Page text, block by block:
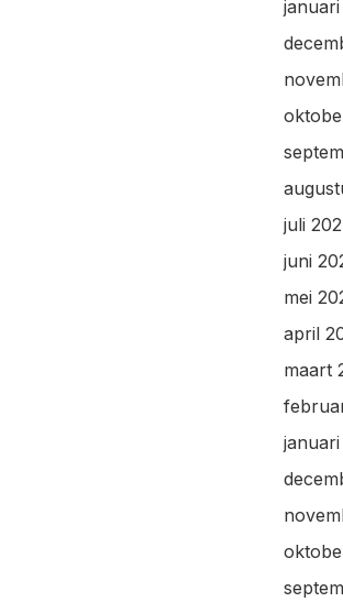
juli
juni
mei
april
maart